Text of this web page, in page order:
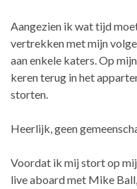
Aangezien ik wat tijd
vertrekken met mijn
aan enkele katers. Op
keren terug in het
storten.
Heerlijk, geen
Voordat ik mij stort op
live aboard met Mike